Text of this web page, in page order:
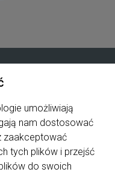
umożliwiają
nam dostosować
zaakceptować
tych plików i przejść
do swoich